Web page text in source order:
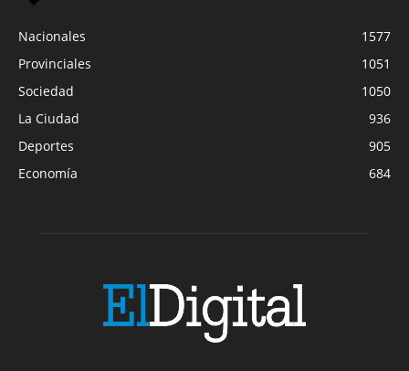
Nacionales
1577
Provinciales
1051
Sociedad
1050
La Ciudad
936
Deportes
905
Economía
684